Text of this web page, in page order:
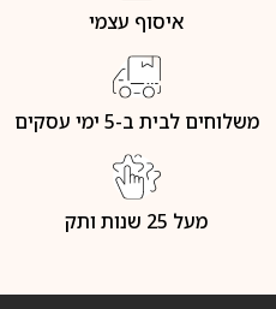
איסוף עצמי
משלוחים לבית ב-5 ימי עסקים
מעל 25 שנות ותק